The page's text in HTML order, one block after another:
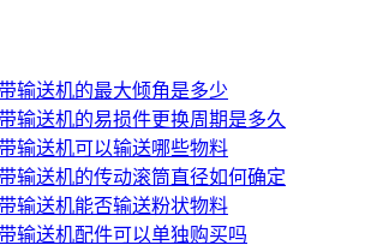
输送机的最大倾角是多少
输送机的易损件更换周期是多久
输送机可以输送哪些物料
输送机的传动滚筒直径如何确定
输送机能否输送粉状物料
输送机配件可以单独购买吗